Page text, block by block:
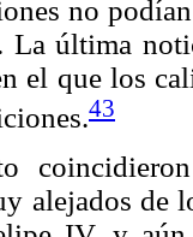
no
La última
el que los
43
alejados de